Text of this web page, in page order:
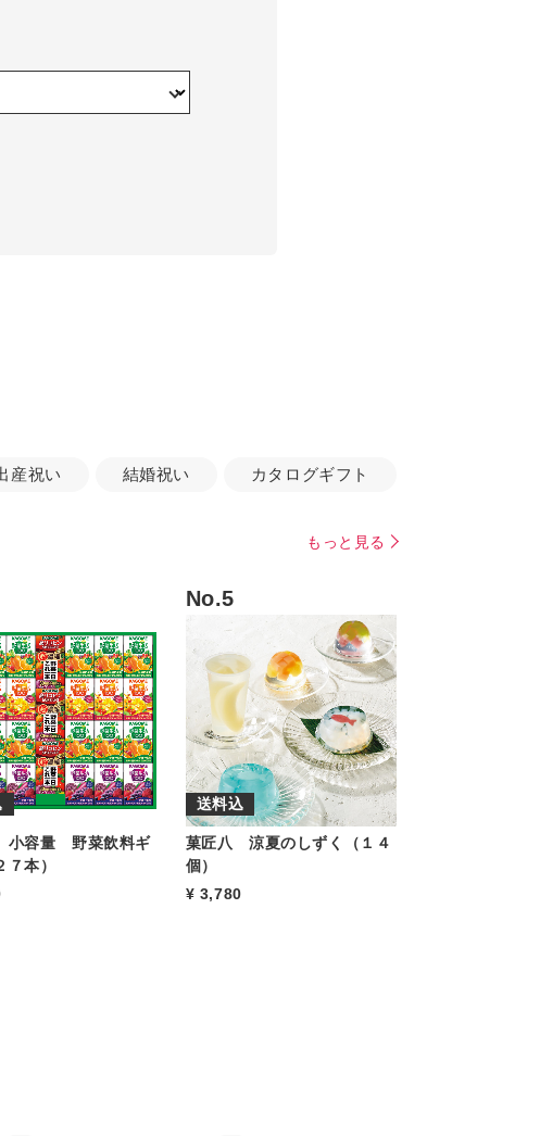
産祝い 結婚祝い カタログギフト
もっと見る
小容量 野菜飲料ギ
７本）
送料込
菓匠八 涼夏のしずく（１４
個）
3,780